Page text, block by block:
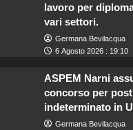
lavoro per
vari settori.
Germana Bevilacqua
6 Agosto 2026 : 19:10
ASPEM Narni
concorso per
indeterminato in
Germana Bevilacqua